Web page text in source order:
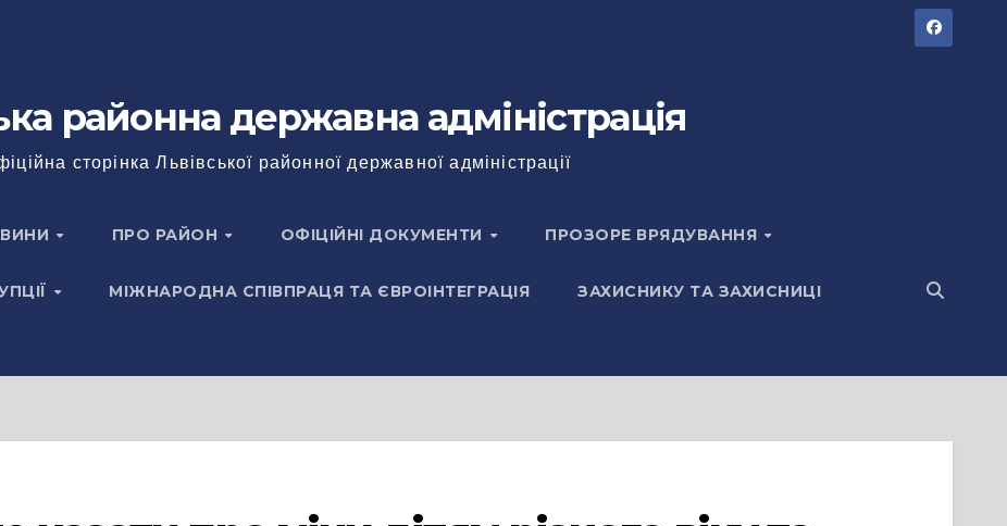
районна державна адміністрація
сторінка Львівської районної державної адміністрації
ПРО РАЙОН ОФІЦІЙНІ ДОКУМЕНТИ ПРОЗОРЕ ВРЯДУВАННЯ
МІЖНАРОДНА СПІВПРАЦЯ ТА ЄВРОІНТЕГРАЦІЯ ЗАХИСНИКУ ТА ЗАХИСНИЦІ